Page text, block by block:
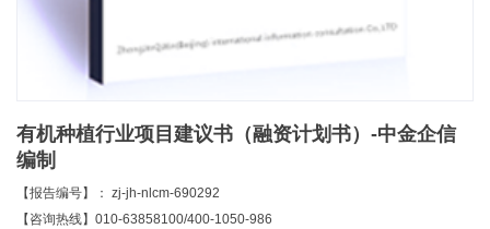
有机种植行业项目建议书（融资计划书）-中金企信
编制
【报告编号】： zj-jh-nlcm-690292
【咨询热线】010-63858100/400-1050-986